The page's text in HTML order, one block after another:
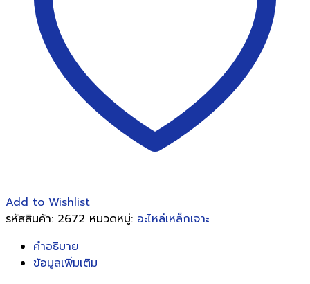
Add to Wishlist
รหัสสินค้า: 2672 หมวดหมู่: อะไหล่เหล็กเจาะ
คำอธิบาย
ข้อมูลเพิ่มเติม